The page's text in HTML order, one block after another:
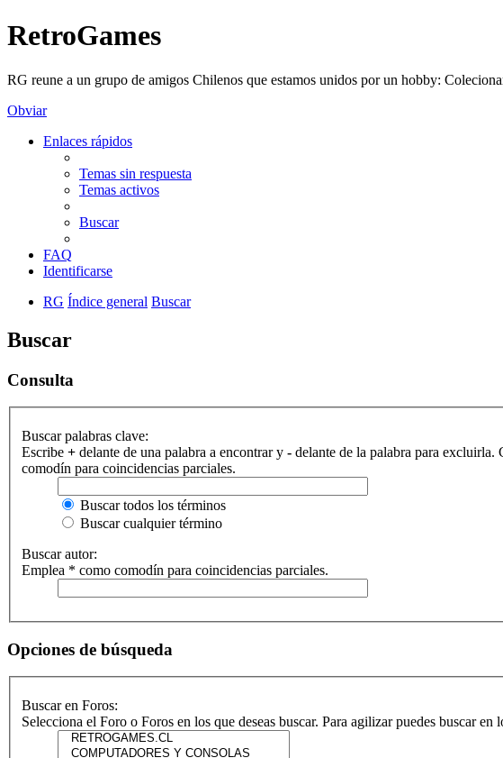
RetroGames
RG reune a un grupo de amigos Chilenos que estamos unidos por un hobby:
Obviar
Enlaces rápidos
Temas sin respuesta
Temas activos
Buscar
FAQ
Identificarse
RG Índice general Buscar
Buscar
Consulta
Buscar palabras clave:
Escribe + delante de una palabra a encontrar y - delante de la palabra para excluirla.
comodín para coincidencias parciales.
Buscar todos los términos
Buscar cualquier término
Buscar autor:
Emplea * como comodín para coincidencias parciales.
Opciones de búsqueda
Buscar en Foros:
Selecciona el Foro o Foros en los que deseas buscar. Para agilizar puedes buscar